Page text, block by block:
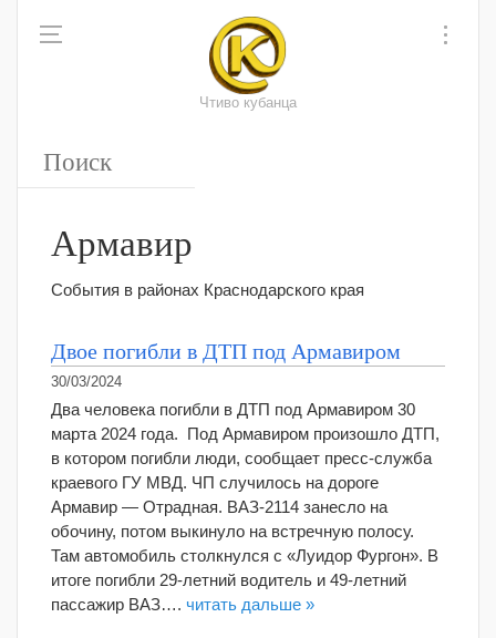
Чтиво кубанца
Армавир
События в районах Краснодарского края
Двое погибли в ДТП под Армавиром
30/03/2024
Два человека погибли в ДТП под Армавиром 30
марта 2024 года. Под Армавиром произошло ДТП,
в котором погибли люди, сообщает пресс-служба
краевого ГУ МВД. ЧП случилось на дороге
Армавир — Отрадная. ВАЗ-2114 занесло на
обочину, потом выкинуло на встречную полосу.
Там автомобиль столкнулся с «Луидор Фургон». В
итоге погибли 29-летний водитель и 49-летний
пассажир ВАЗ…. читать дальше »